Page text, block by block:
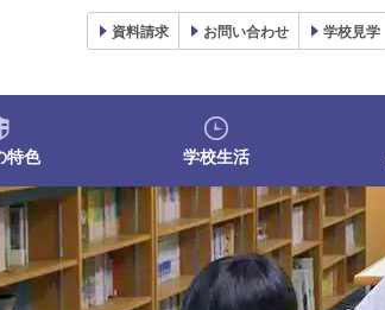
資料請求 お問い合わせ 学校見学
特色 学校生活